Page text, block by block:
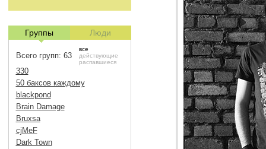
Группы Люди
Всего групп: 63
все
действующие
распавшиеся
330
50 баксов каждому
blackpond
Brain Damage
Bruxsa
cjMeF
Dark Town